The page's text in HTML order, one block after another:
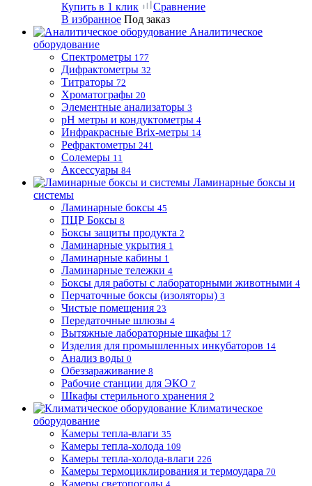
Купить в 1 клик
Сравнение
В избранное Под заказ
Аналитическое
оборудование
Спектрометры 177
Дифрактометры 32
Титраторы 72
Хроматографы 20
Элементные анализаторы 3
pH метры и кондуктометры 4
Инфракрасные Brix-метры 14
Рефрактометры 241
Солемеры 11
Аксессуары 84
Ламинарные боксы и
системы
Ламинарные боксы 45
ПЦР Боксы 8
Боксы защиты продукта 2
Ламинарные укрытия 1
Ламинарные кабины 1
Ламинарные тележки 4
Боксы для работы с лабораторными животными 4
Перчаточные боксы (изоляторы) 3
Чистые помещения 23
Передаточные шлюзы 4
Вытяжные лабораторные шкафы 17
Изделия для промышленных инкубаторов 14
Анализ воды 0
Обеззараживание 8
Рабочие станции для ЭКО 7
Шкафы стерильного хранения 2
Климатическое
оборудование
Камеры тепла-влаги 35
Камеры тепла-холода 109
Камеры тепла-холода-влаги 226
Камеры термоциклирования и термоудара 70
Камеры светопогоды